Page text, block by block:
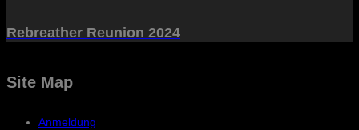
Rebreather Reunion 2024
Site Map
Anmeldung